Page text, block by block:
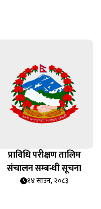
प्राविधि परीक्षण तालिम
संचालन सम्बन्धी सूचना
१४ साउन, २०८३